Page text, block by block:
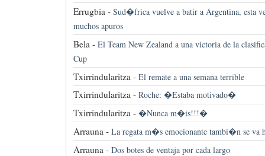
Errugbia - Sud�frica vuelve a batir a Argentina, esta
muchos apuros
Bela - El Team New Zealand a una victoria de la
Cup
Txirrindularitza - El remate a una semana terrible
Txirrindularitza - Roche: �Estaba motivado�
Txirrindularitza - �Nunca m�is!!!�
Arrauna - La regata m�s emocionante tambi�n se va
Arrauna - Dos botes de ventaja por cada largo